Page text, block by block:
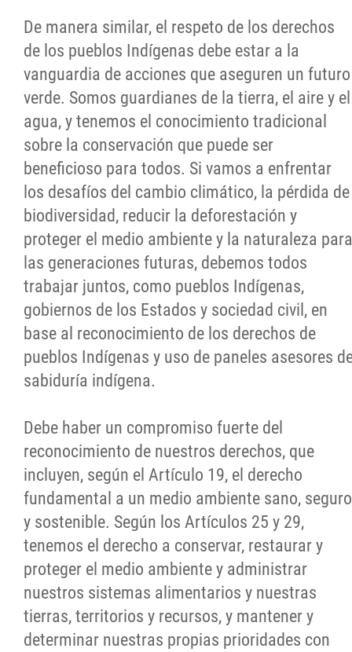
De manera similar, el respeto de los derechos
de los pueblos Indígenas debe estar a la
vanguardia de acciones que aseguren un futuro
verde. Somos guardianes de la tierra, el aire y el
agua, y tenemos el conocimiento tradicional
sobre la conservación que puede ser
beneficioso para todos. Si vamos a enfrentar
los desafíos del cambio climático, la pérdida de
biodiversidad, reducir la deforestación y
proteger el medio ambiente y la naturaleza para
las generaciones futuras, debemos todos
trabajar juntos, como pueblos Indígenas,
gobiernos de los Estados y sociedad civil, en
base al reconocimiento de los derechos de
pueblos Indígenas y uso de paneles asesores
sabiduría indígena.
Debe haber un compromiso fuerte del
reconocimiento de nuestros derechos, que
incluyen, según el Artículo 19, el derecho
fundamental a un medio ambiente sano, seguro
y sostenible. Según los Artículos 25 y 29,
tenemos el derecho a conservar, restaurar y
proteger el medio ambiente y administrar
nuestros sistemas alimentarios y nuestras
tierras, territorios y recursos, y mantener y
determinar nuestras propias prioridades con